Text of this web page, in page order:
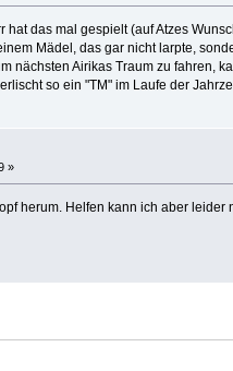
hat das mal gespielt (auf Atzes
Mädel, das gar nicht larpte,
nächsten Airikas Traum zu fahren,
so ein "TM" im Laufe der
»
herum. Helfen kann ich aber leider